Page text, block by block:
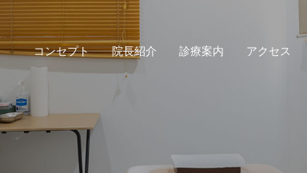
コンセプト 院長紹介 診療案内 アクセス